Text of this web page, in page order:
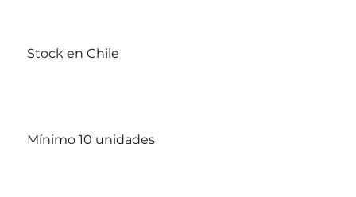
Stock en Chile
Mínimo 10 unidades